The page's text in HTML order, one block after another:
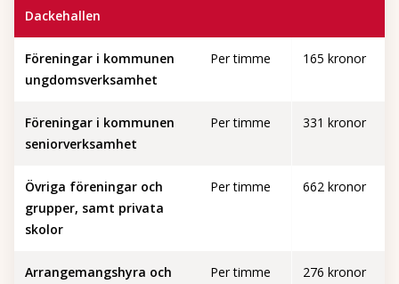
Dackehallen
Föreningar i kommunen
ungdomsverksamhet
Per timme 165 kronor
Föreningar i kommunen
seniorverksamhet
Per timme 331 kronor
Övriga föreningar och
grupper, samt privata
skolor
Per timme 662 kronor
Arrangemangshyra och
Per timme 276 kronor